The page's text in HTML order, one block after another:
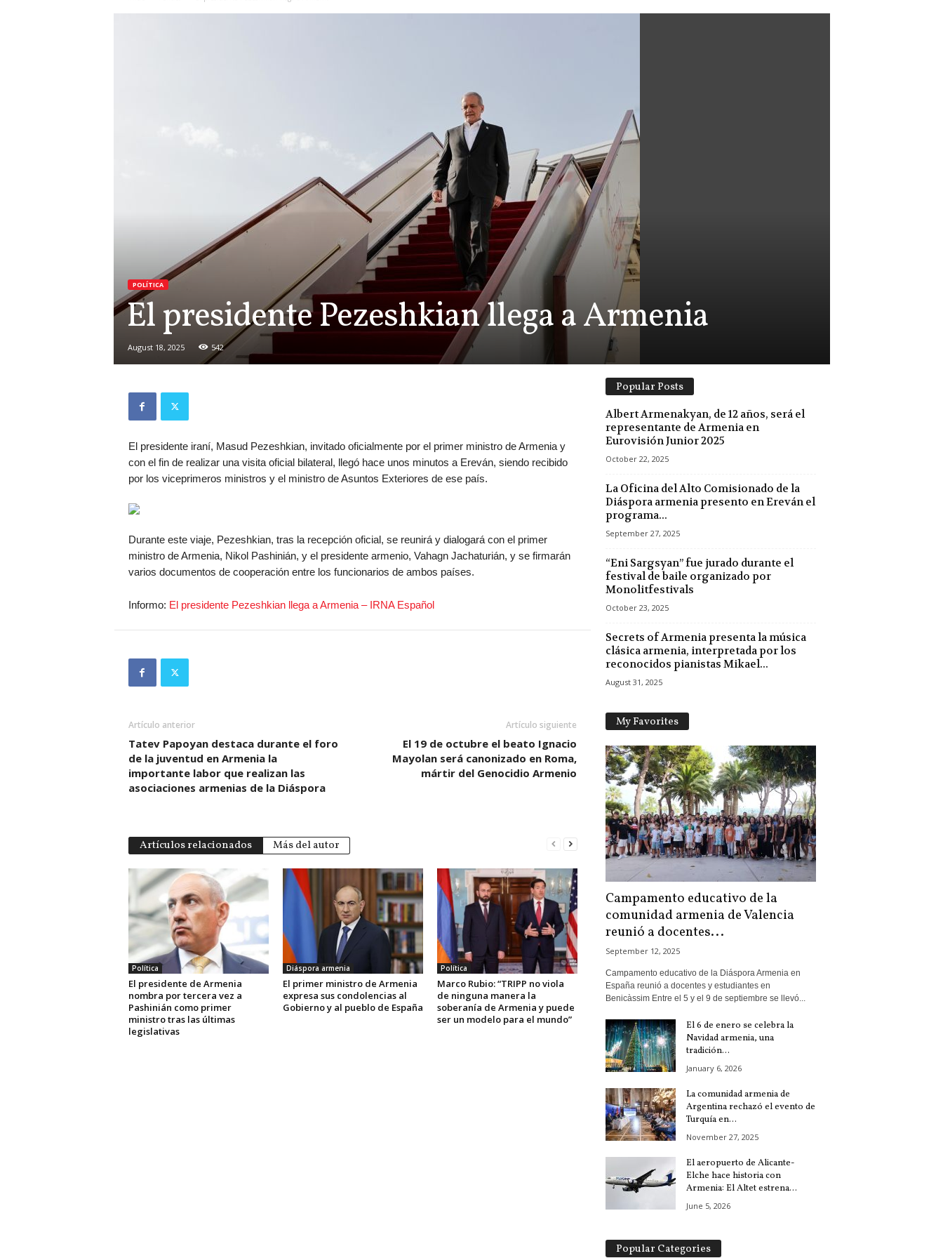
POLÍTICA
El presidente Pezeshkian llega a Armenia
August 18, 2025 542
El presidente iraní, Masud Pezeshkian, invitado oficialmente por el primer ministro de Armenia y
con el fin de realizar una visita oficial bilateral, llegó hace unos minutos a Ereván, siendo recibido
por los viceprimeros ministros y el ministro de Asuntos Exteriores de ese país.
Durante este viaje, Pezeshkian, tras la recepción oficial, se reunirá y dialogará con el primer
ministro de Armenia, Nikol Pashinián, y el presidente armenio, Vahagn Jachaturián, y se firmarán
varios documentos de cooperación entre los funcionarios de ambos países.
Informo: El presidente Pezeshkian llega a Armenia – IRNA Español
Artículo anterior
Tatev Papoyan destaca durante el foro
de la juventud en Armenia la
importante labor que realizan las
asociaciones armenias de la Diáspora
Artículo siguiente
El 19 de octubre el beato Ignacio
Mayolan será canonizado en Roma,
mártir del Genocidio Armenio
Artículos relacionados Más del autor
Política
El presidente de Armenia
nombra por tercera vez a
Pashinián como primer
ministro tras las últimas
legislativas
Diáspora armenia
El primer ministro de Armenia
expresa sus condolencias al
Gobierno y al pueblo de España
Política
Marco Rubio: “TRIPP no viola
de ninguna manera la
soberanía de Armenia y puede
ser un modelo para el mundo”
Popular Posts
Albert Armenakyan, de 12 años, será el
representante de Armenia en
Eurovisión Junior 2025
October 22, 2025
La Oficina del Alto Comisionado de la
Diáspora armenia presento en Ereván el
programa...
September 27, 2025
“Eni Sargsyan” fue jurado durante el
festival de baile organizado por
Monolitfestivals
October 23, 2025
Secrets of Armenia presenta la música
clásica armenia, interpretada por los
reconocidos pianistas Mikael...
August 31, 2025
My Favorites
Campamento educativo de la
comunidad armenia de Valencia
reunió a docentes...
September 12, 2025
Campamento educativo de la Diáspora Armenia en
España reunió a docentes y estudiantes en
Benicàssim Entre el 5 y el 9 de septiembre se llevó...
El 6 de enero se celebra la
Navidad armenia, una
tradición...
January 6, 2026
La comunidad armenia de
Argentina rechazó el evento de
Turquía en...
November 27, 2025
El aeropuerto de Alicante-
Elche hace historia con
Armenia: El Altet estrena...
June 5, 2026
Popular Categories